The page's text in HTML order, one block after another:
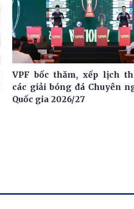
VPF bốc thăm, xếp lịch
các giải bóng đá Chuyên
Quốc gia 2026/27